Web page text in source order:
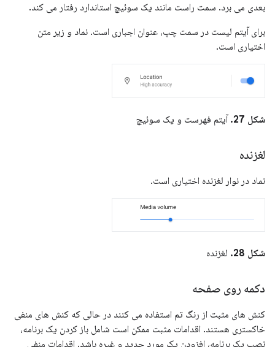
بعدی می برد. سمت راست مانند یک سوئیچ استاندارد رفتار می کند.
برای آیتم لیست در سمت چپ، عنوان اجباری است. نماد و زیر متن
اختیاری است.
شکل 27. آیتم فهرست و یک سوئیچ
لغزنده
نماد در نوار لغزنده اختیاری است.
شکل 28. لغزنده
دکمه روی صفحه
کنش های مثبت از رنگ تم استفاده می کنند در حالی که کنش های منفی
خاکستری هستند. اقدامات مثبت ممکن است شامل باز کردن یک برنامه،
نصب یک برنامه، افزودن یک مورد جدید و غیره باشد. اقدامات منفی